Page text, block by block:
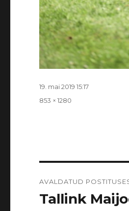
Postitatud
19. mai 2019 15:17
Täissuurus
853 × 1280
AVALDATUD
Tallink